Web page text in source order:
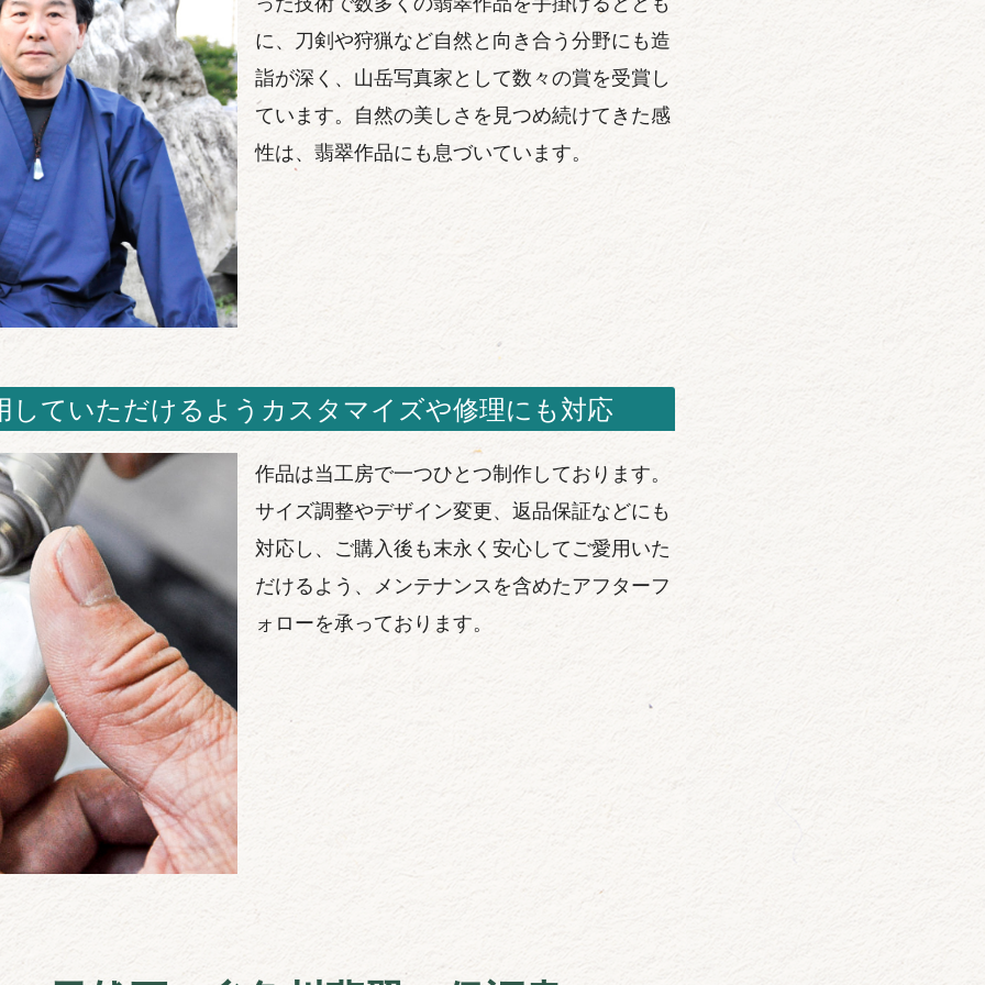
に、刀剣や狩猟など自然と向き合う分野にも造
詣が深く、山岳写真家として数々の賞を受賞し
ています。自然の美しさを見つめ続けてきた感
性は、翡翠作品にも息づいています。
していただけるようカスタマイズや修理にも対応
作品は当工房で一つひとつ制作しております。
サイズ調整やデザイン変更、返品保証などにも
対応し、ご購入後も末永く安心してご愛用いた
だけるよう、メンテナンスを含めたアフターフ
ォローを承っております。